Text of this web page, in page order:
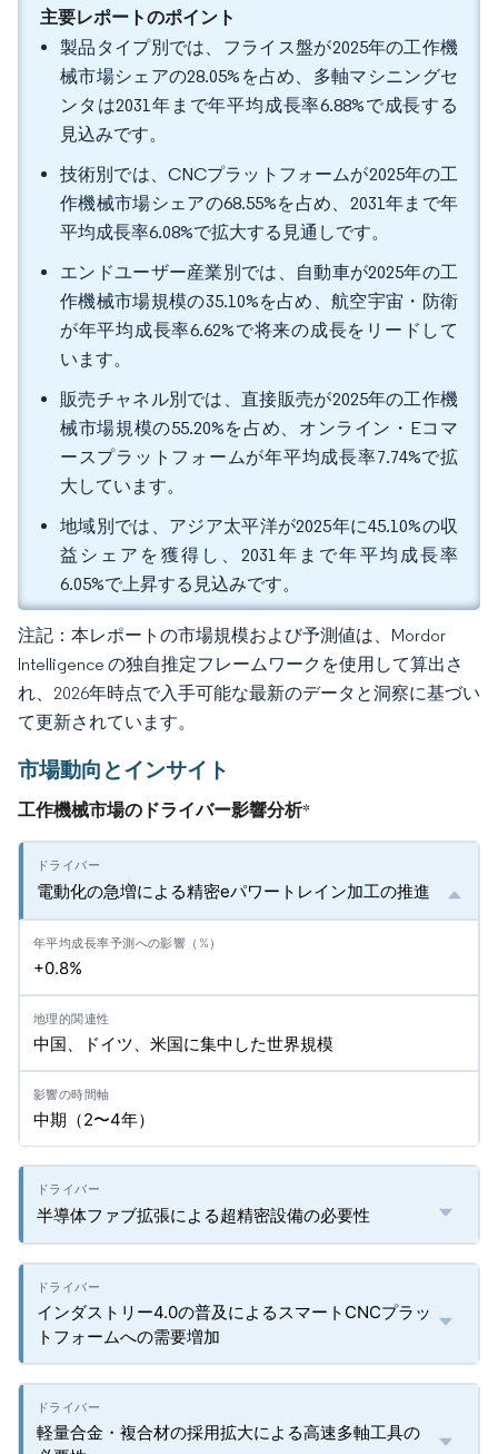
主要レポートのポイント
製品タイプ別では、フライス盤が2025年の工作機
械市場シェアの28.05%を占め、多軸マシニングセ
ンタは2031年まで年平均成長率6.88%で成長する
見込みです。
技術別では、CNCプラットフォームが2025年の工
作機械市場シェアの68.55%を占め、2031年まで年
平均成長率6.08%で拡大する見通しです。
エンドユーザー産業別では、自動車が2025年の工
作機械市場規模の35.10%を占め、航空宇宙・防衛
が年平均成長率6.62%で将来の成長をリードして
います。
販売チャネル別では、直接販売が2025年の工作機
械市場規模の55.20%を占め、オンライン・Eコマ
ースプラットフォームが年平均成長率7.74%で拡
大しています。
地域別では、アジア太平洋が2025年に45.10%の収
益シェアを獲得し、2031年まで年平均成長率
6.05%で上昇する見込みです。
注記：本レポートの市場規模および予測値は、Mordor
Intelligence の独自推定フレームワークを使用して算出さ
れ、2026年時点で入手可能な最新のデータと洞察に基づい
て更新されています。
市場動向とインサイト
工作機械市場のドライバー影響分析*
電動化の急増による精密eパワートレイン加工の推進
+0.8%
中国、ドイツ、米国に集中した世界規模
中期（2〜4年）
半導体ファブ拡張による超精密設備の必要性
インダストリー4.0の普及によるスマートCNCプラッ
トフォームへの需要増加
軽量合金・複合材の採用拡大による高速多軸工具の